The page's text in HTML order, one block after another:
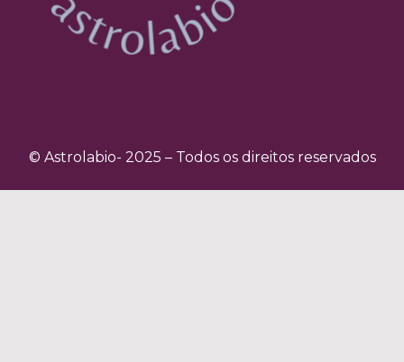
© Astrolabio- 2025 – Todos os direitos reservados